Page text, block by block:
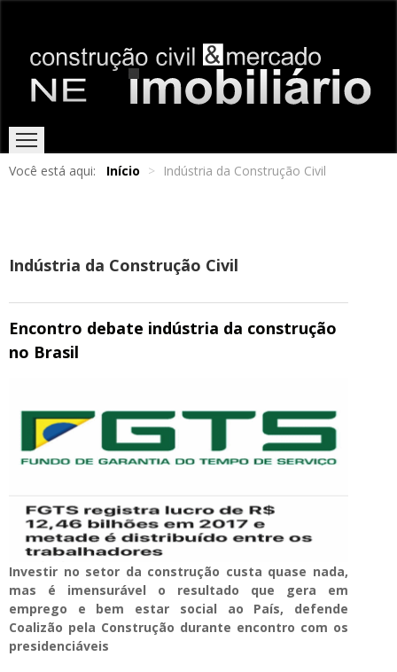
Você está aqui: Início > Indústria da Construção Civil
Indústria da Construção Civil
Encontro debate indústria da construção
no Brasil
Investir no setor da construção custa quase nada,
mas é imensurável o resultado que gera em
emprego e bem estar social ao País, defende
Coalizão pela Construção durante encontro com os
presidenciáveis